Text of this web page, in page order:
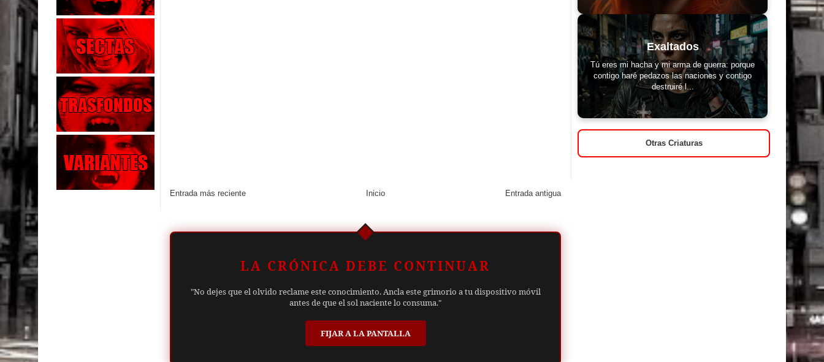
Entrada más reciente Entrada antigua
Inicio
LA CRÓNICA DEBE CONTINUAR
"No dejes que el olvido reclame este conocimiento. Ancla este grimorio a tu dispositivo móvil
antes de que el sol naciente lo consuma."
FIJAR A LA PANTALLA
Exaltados
Tú eres mi hacha y mi arma de guerra: porque
contigo haré pedazos las naciones y contigo
destruiré l...
Otras Criaturas